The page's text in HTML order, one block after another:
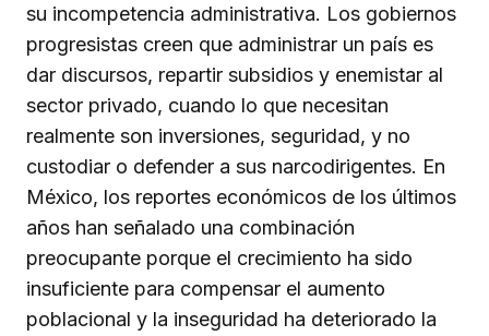
su incompetencia administrativa. Los gobiernos
progresistas creen que administrar un país es
dar discursos, repartir subsidios y enemistar al
sector privado, cuando lo que necesitan
realmente son inversiones, seguridad, y no
custodiar o defender a sus narcodirigentes. En
México, los reportes económicos de los últimos
años han señalado una combinación
preocupante porque el crecimiento ha sido
insuficiente para compensar el aumento
poblacional y la inseguridad ha deteriorado la